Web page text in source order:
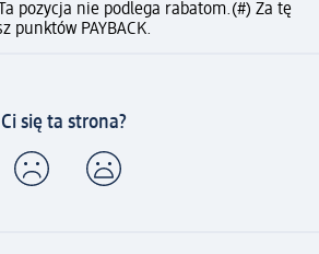
pozycja nie podlega rabatom.(#) Za tę
punktów PAYBACK.
się ta strona?